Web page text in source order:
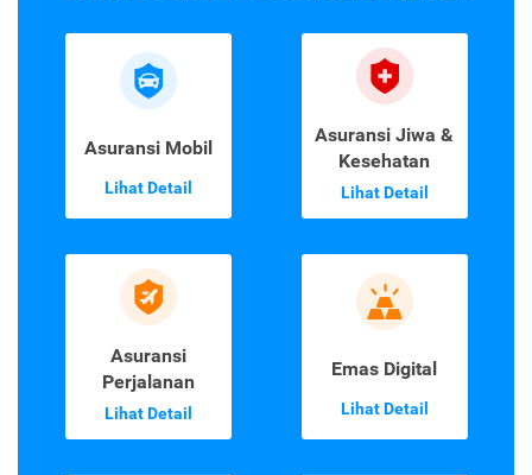
Asuransi Mobil
Lihat Detail
Asuransi Jiwa &
Kesehatan
Lihat Detail
Asuransi
Perjalanan
Lihat Detail
Emas Digital
Lihat Detail